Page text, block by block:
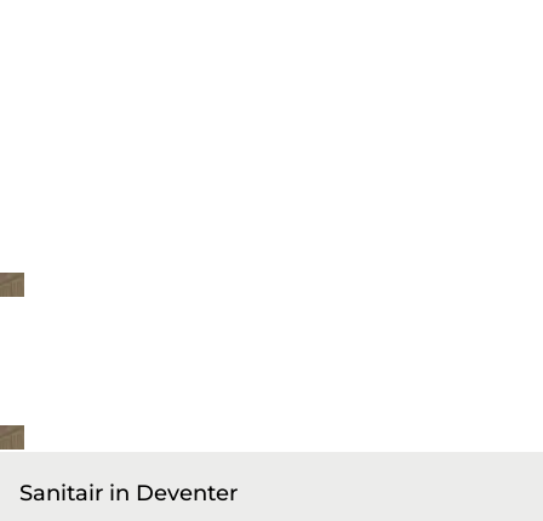
Sanitair in Deventer